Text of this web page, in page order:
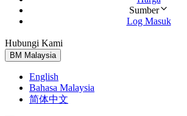
Sumber
Log Masuk
Hubungi Kami
BM Malaysia
English
Bahasa Malaysia
简体中文